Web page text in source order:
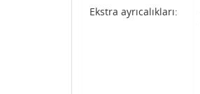
Ekstra ayrıcalıkları: